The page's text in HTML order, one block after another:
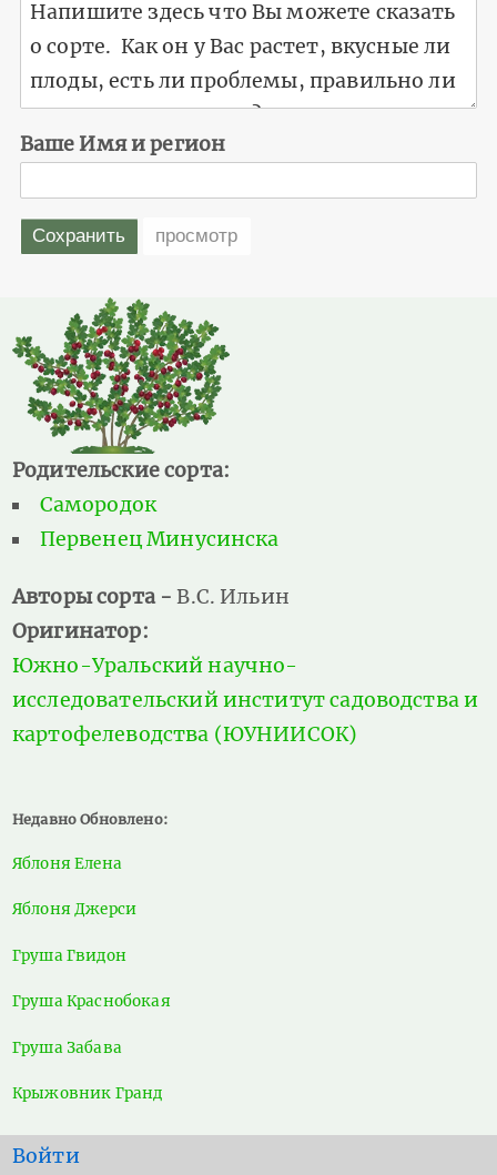
Ваше Имя и регион
Родительские сорта:
Самородок
Первенец Минусинска
Авторы сорта -В.С. Ильин
Оригинатор:
Южно-Уральский научно-
исследовательский институт садоводства и
картофелеводства (ЮУНИИСОК)
Недавно Обновлено:
Яблоня Елена
Яблоня Джерси
Груша Гвидон
Груша Краснобокая
Груша Забава
Крыжовник Гранд
User
Войти